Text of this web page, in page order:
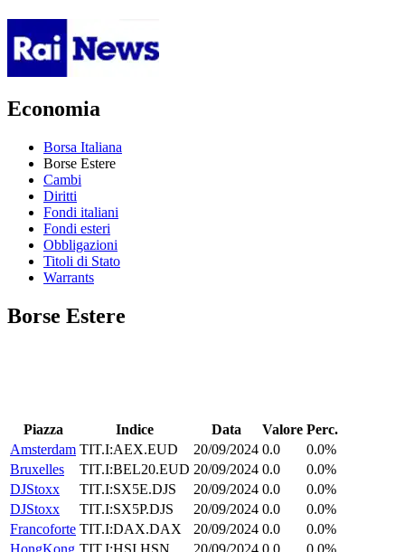
Economia
Borsa Italiana
Borse Estere
Cambi
Diritti
Fondi italiani
Fondi esteri
Obbligazioni
Titoli di Stato
Warrants
Borse Estere
Piazza Indice Data Valore Perc.
Amsterdam TIT.I:AEX.EUD 20/09/2024 0.0
0.0%
Bruxelles
TIT.I:BEL20.EUD 20/09/2024 0.0
0.0%
DJStoxx
TIT.I:SX5E.DJS 20/09/2024 0.0
0.0%
DJStoxx
TIT.I:SX5P.DJS 20/09/2024 0.0
0.0%
Francoforte TIT.I:DAX.DAX 20/09/2024 0.0
0.0%
HongKong TIT.I:HSI.HSN 20/09/2024 0.0
0.0%